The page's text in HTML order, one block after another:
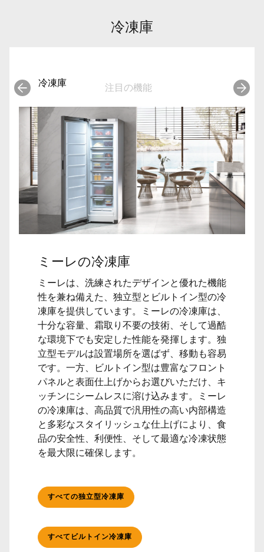
冷凍庫
冷凍庫 注目の機能
ミーレの冷凍庫
ミーレは、洗練されたデザインと優れた機能
性を兼ね備えた、独立型とビルトイン型の冷
凍庫を提供しています。ミーレの冷凍庫は、
十分な容量、霜取り不要の技術、そして過酷
な環境下でも安定した性能を発揮します。独
立型モデルは設置場所を選ばず、移動も容易
です。一方、ビルトイン型は豊富なフロント
パネルと表面仕上げからお選びいただけ、キ
ッチンにシームレスに溶け込みます。ミーレ
の冷凍庫は、高品質で汎用性の高い内部構造
と多彩なスタイリッシュな仕上げにより、食
品の安全性、利便性、そして最適な冷凍状態
を最大限に確保します。
すべての独立型冷凍庫
すべてビルトイン冷凍庫